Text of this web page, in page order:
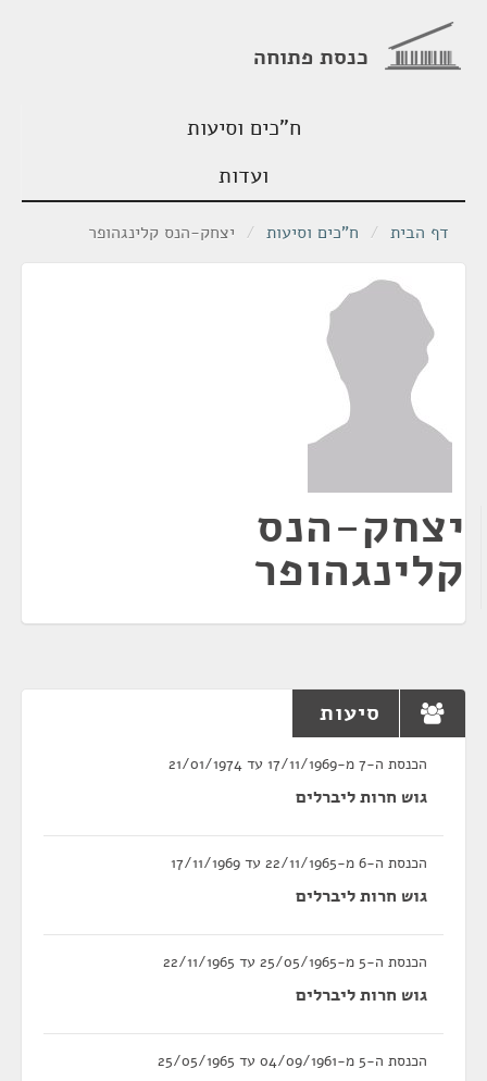
כנסת פתוחה
ח"כים וסיעות
ועדות
דף הבית / ח"כים וסיעות / יצחק-הנס קלינגהופר
יצחק-הנס
קלינגהופר
סיעות
הכנסת ה-7 מ-17/11/1969 עד 21/01/1974
גוש חרות ליברלים
הכנסת ה-6 מ-22/11/1965 עד 17/11/1969
גוש חרות ליברלים
הכנסת ה-5 מ-25/05/1965 עד 22/11/1965
גוש חרות ליברלים
הכנסת ה-5 מ-04/09/1961 עד 25/05/1965